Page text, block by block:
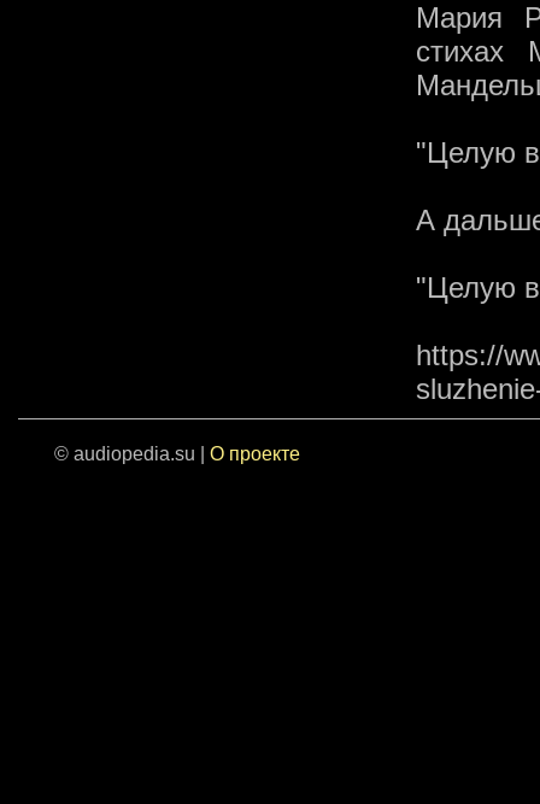
Мария
стихах
"Целую
А
"Целую
https://
© audiopedia.su | О проекте